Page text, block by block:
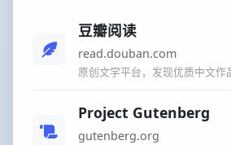
豆瓣阅读
read.douban.com
原创文学平台，发现优质中文作
Project Gutenberg
gutenberg.org